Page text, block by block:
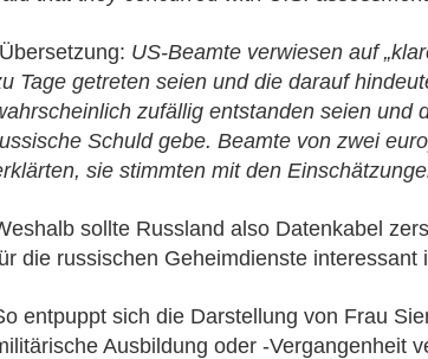
US-Beamte verwiesen auf
Tage getreten seien und die darauf
zufällig entstanden seien und
Schuld gebe. Beamte von zwei
sie stimmten mit den
sollte Russland also Datenkabel
die russischen Geheimdienste interessant
entpuppt sich die Darstellung von Frau
Ausbildung oder -Vergangenheit